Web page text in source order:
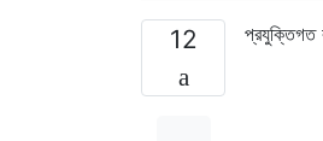
12 প্রযুক্তিগত